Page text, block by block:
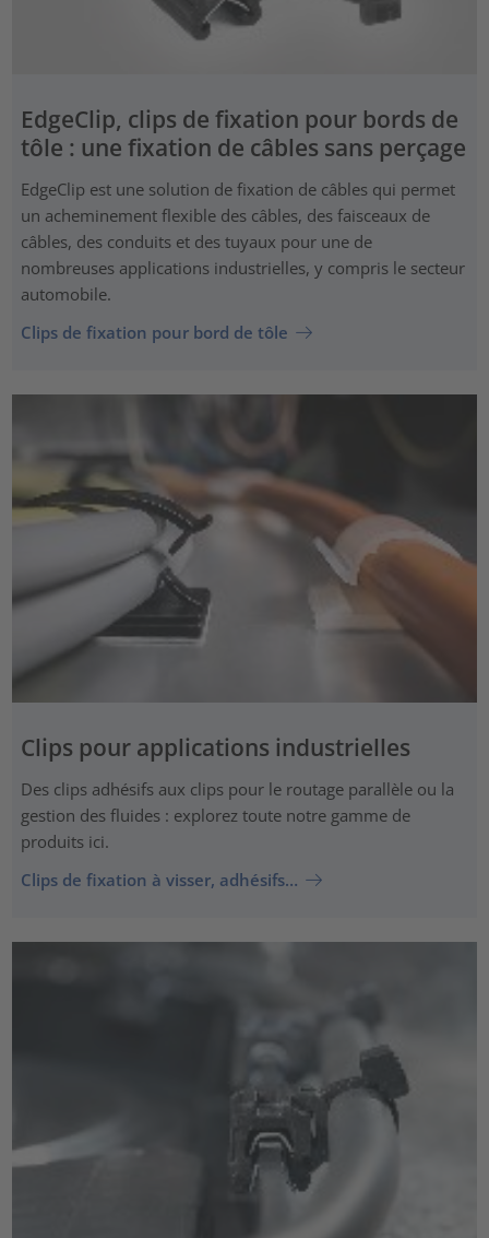
EdgeClip, clips de fixation pour bords de
tôle : une fixation de câbles sans perçage
EdgeClip est une solution de fixation de câbles qui permet
un acheminement flexible des câbles, des faisceaux de
câbles, des conduits et des tuyaux pour une de
nombreuses applications industrielles, y compris le secteur
automobile.
Clips de fixation pour bord de tôle
Clips pour applications industrielles
Des clips adhésifs aux clips pour le routage parallèle ou la
gestion des fluides : explorez toute notre gamme de
produits ici.
Clips de fixation à visser, adhésifs…